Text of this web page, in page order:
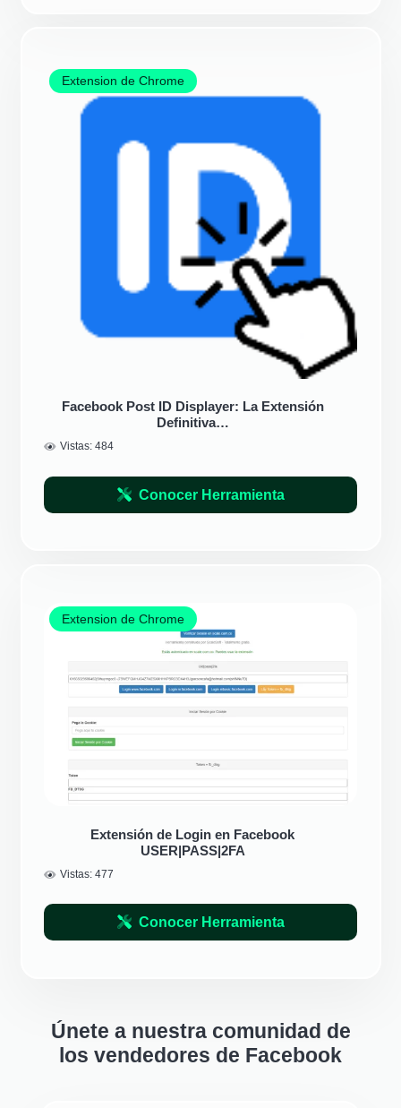
Extension de Chrome
Facebook Post ID Displayer: La Extensión
Definitiva…
Vistas:484
Conocer Herramienta
Extension de Chrome
Extensión de Login en Facebook
USER|PASS|2FA
Vistas:477
Conocer Herramienta
Únete a nuestra comunidad de
los vendedores de Facebook